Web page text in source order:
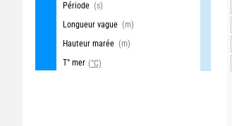
Période (s)
Longueur vague (m)
Hauteur marée (m)
T° mer (°C)